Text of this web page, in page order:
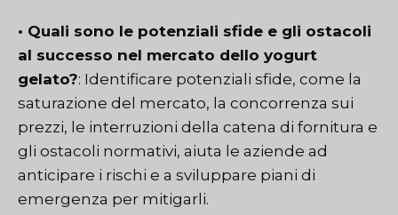
• Quali sono le potenziali sfide e gli ostacoli
al successo nel mercato dello yogurt
gelato?: Identificare potenziali sfide, come la
saturazione del mercato, la concorrenza sui
prezzi, le interruzioni della catena di fornitura e
gli ostacoli normativi, aiuta le aziende ad
anticipare i rischi e a sviluppare piani di
emergenza per mitigarli.